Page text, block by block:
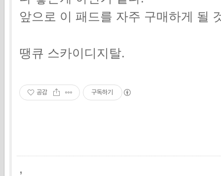
앞으로 이 패드를 자주 구매하게 될
땡큐 스카이디지탈.
공감 구독하기
,